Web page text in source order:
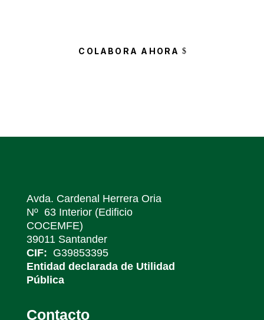
COLABORA AHORA
Avda. Cardenal Herrera Oria
Nº 63 Interior (Edificio
COCEMFE)
39011 Santander
CIF: G39853395
Entidad declarada de Utilidad
Pública
Contacto